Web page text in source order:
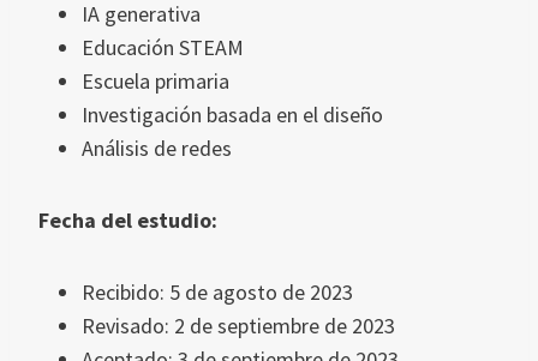
IA generativa
Educación STEAM
Escuela primaria
Investigación basada en el diseño
Análisis de redes
Fecha del estudio:
Recibido: 5 de agosto de 2023
Revisado: 2 de septiembre de 2023